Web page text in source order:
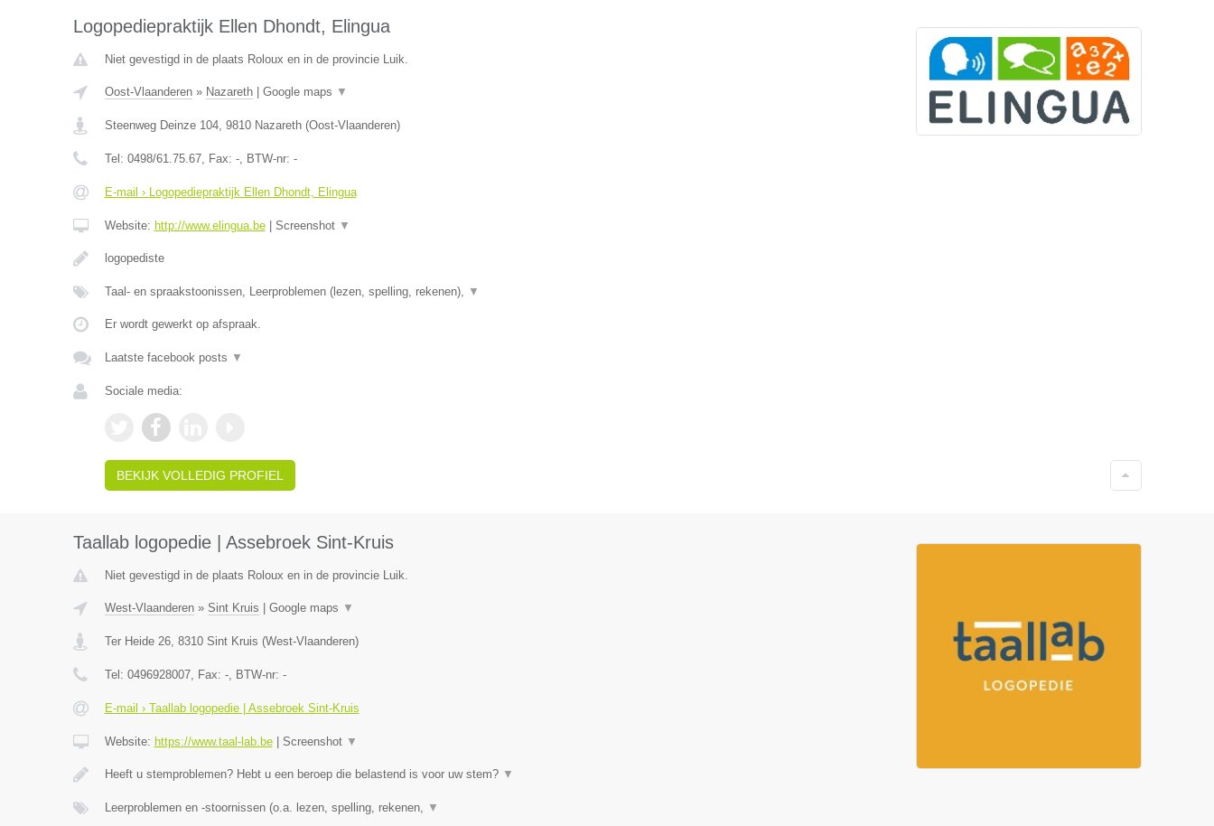
Logopediepraktijk Ellen Dhondt, Elingua
Niet gevestigd in de plaats Roloux en in de provincie Luik.
Oost-Vlaanderen» Nazareth| Google maps ▼
Steenweg Deinze 104, 9810 Nazareth(Oost-Vlaanderen)
Tel: 0498/61.75.67, Fax: -, BTW-nr: -
E-mail › Logopediepraktijk Ellen Dhondt, Elingua
Website: http://www.elingua.be| Screenshot ▼
logopediste
Taal- en spraakstoonissen, Leerproblemen (lezen, spelling, rekenen), ▼
Er wordt gewerkt op afspraak.
Laatste facebook posts ▼
Sociale media:
BEKIJK VOLLEDIG PROFIEL
Taallab logopedie | Assebroek Sint-Kruis
Niet gevestigd in de plaats Roloux en in de provincie Luik.
West-Vlaanderen» Sint Kruis Google maps ▼
Ter Heide 26, 8310 Sint Kruis (West-Vlaanderen)
Tel: 0496928007, Fax: -, BTW-nr: -
E-mail › Taallab logopedie | Assebroek Sint-Kruis
Website: https://www.taal-lab.be| Screenshot ▼
Heeft u stemproblemen? Hebt u een beroep die belastend is voor uw stem? ▼
Leerproblemen en -stoornissen (o.a. lezen, spelling, rekenen, ▼